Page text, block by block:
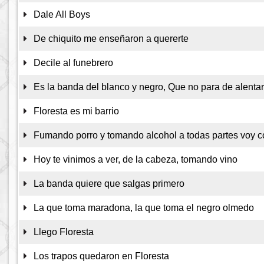
Dale All Boys
De chiquito me enseñaron a quererte
Decile al funebrero
Es la banda del blanco y negro, Que no para de alentar
Floresta es mi barrio
Fumando porro y tomando alcohol a todas partes voy
Hoy te vinimos a ver, de la cabeza, tomando vino
La banda quiere que salgas primero
La que toma maradona, la que toma el negro olmedo
Llego Floresta
Los trapos quedaron en Floresta